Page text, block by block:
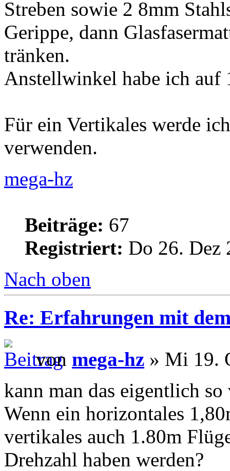
Streben sowie 2 8mm
Gerippe, dann
tränken.
Anstellwinkel habe ich auf
Für ein Vertikales werde
verwenden.
mega-hz
Beiträge: 67
Registriert: Do 26. Dez
Nach oben
Re: Erfahrungen mit
von mega-hz » Mi 19.
kann man das eigentlich
Wenn ein horizontales
vertikales auch 1.80m
Drehzahl haben werden?